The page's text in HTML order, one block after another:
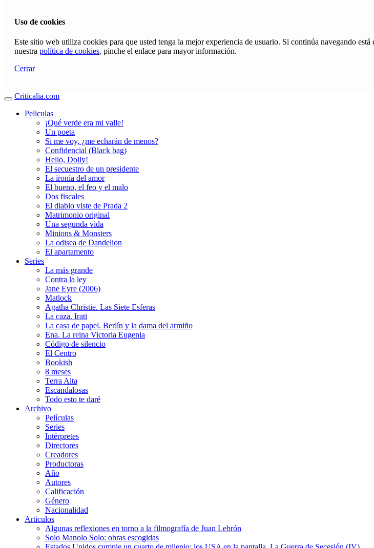
Uso de cookies
Este sitio web utiliza cookies para que usted tenga la mejor experiencia de usuario. Si continúa navegando
nuestra política de cookies, pinche el enlace para mayor información.
Cerrar
Criticalia.com
Peliculas
¡Qué verde era mi valle!
Un poeta
Si me voy, ¿me echarán de menos?
Confidencial (Black bag)
Hello, Dolly!
El secuestro de un presidente
La ironía del amor
El bueno, el feo y el malo
Dos fiscales
El diablo viste de Prada 2
Matrimonio original
Una segunda vida
Minions & Monsters
La odisea de Dandelion
El apartamento
Series
La más grande
Contra la ley
Jane Eyre (2006)
Matlock
Agatha Christie. Las Siete Esferas
La caza. Irati
La casa de papel. Berlín y la dama del armiño
Ena. La reina Victoria Eugenia
Código de silencio
El Centro
Bookish
8 meses
Terra Alta
Escandalosas
Todo esto te daré
Archivo
Películas
Series
Intérpretes
Directores
Creadores
Productoras
Año
Autores
Calificación
Género
Nacionalidad
Articulos
Algunas reflexiones en torno a la filmografía de Juan Lebrón
Solo Manolo Solo: obras escogidas